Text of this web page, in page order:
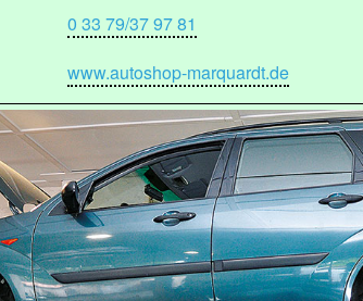
0 33 79/37 97 81
www.autoshop-marquardt.de